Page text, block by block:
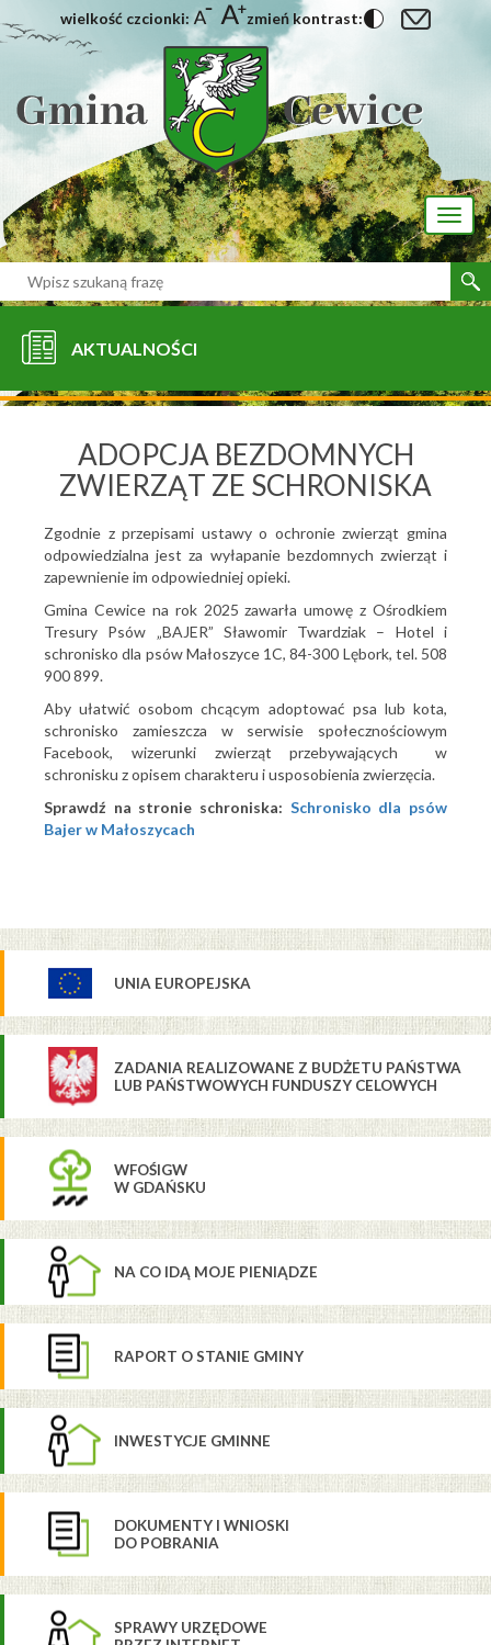
wielkość czcionki: zmień kontrast:
AKTUALNOŚCI
ADOPCJA BEZDOMNYCH
ZWIERZĄT ZE SCHRONISKA
Zgodnie z przepisami ustawy o ochronie zwierząt gmina
odpowiedzialna jest za wyłapanie bezdomnych zwierząt i
zapewnienie im odpowiedniej opieki.
Gmina Cewice na rok 2025 zawarła umowę z Ośrodkiem
Tresury Psów „BAJER” Sławomir Twardziak – Hotel i
schronisko dla psów Małoszyce 1C, 84-300 Lębork, tel. 508
900 899.
Aby ułatwić osobom chcącym adoptować psa lub kota,
schronisko zamieszcza w serwisie społecznościowym
Facebook, wizerunki zwierząt przebywających w
schronisku z opisem charakteru i usposobienia zwierzęcia.
Sprawdź na stronie schroniska: Schronisko dla psów
Bajer w Małoszycach
UNIA EUROPEJSKA
ZADANIA REALIZOWANE Z BUDŻETU PAŃSTWA
LUB PAŃSTWOWYCH FUNDUSZY CELOWYCH
WFOŚIGW
W GDAŃSKU
NA CO IDĄ MOJE PIENIĄDZE
RAPORT O STANIE GMINY
INWESTYCJE GMINNE
DOKUMENTY I WNIOSKI
DO POBRANIA
SPRAWY URZĘDOWE
[interaktywna-mapa]